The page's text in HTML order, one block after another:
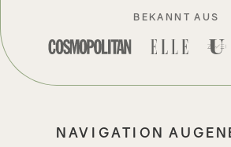
BEKANNT AUS
NAVIGATION